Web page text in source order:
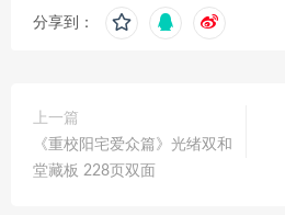
分享到：
上一篇
《重校阳宅爱众篇》光绪双和
堂藏板 228页双面